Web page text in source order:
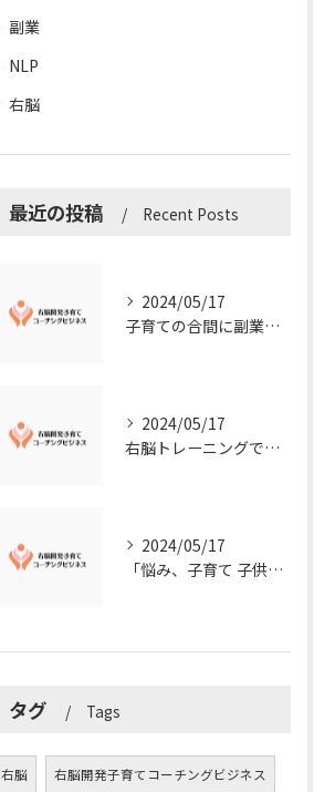
副業
NLP
右脳
最近の投稿 Recent Posts
2024/05/17
子育ての合間に副業コーチングで収入アップ！右脳開発子育てコーチングビジネスの可能性とは？
2024/05/17
右脳トレーニングで視覚的センスを磨こう！
2024/05/17
「悩み、子育て 子供の発達」を解決する右脳開発子育てコーチングビジネス業界の魅力とは？
タグ Tags
右脳 右脳開発子育てコーチングビジネス